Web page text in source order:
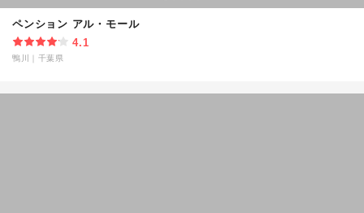
ペンション アル・モール
4.1
鴨川 千葉県